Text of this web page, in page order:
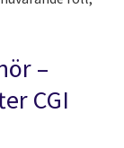
–
CGI